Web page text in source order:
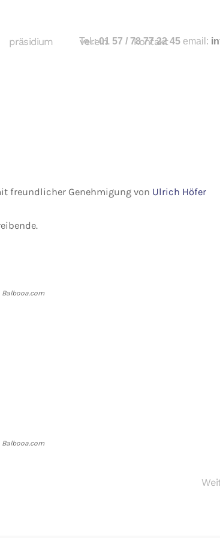
präsidium verein kontakt
Tel.:01 57 / 78 77 22 45 email:
freundlicher Genehmigung von Ulrich Höfer